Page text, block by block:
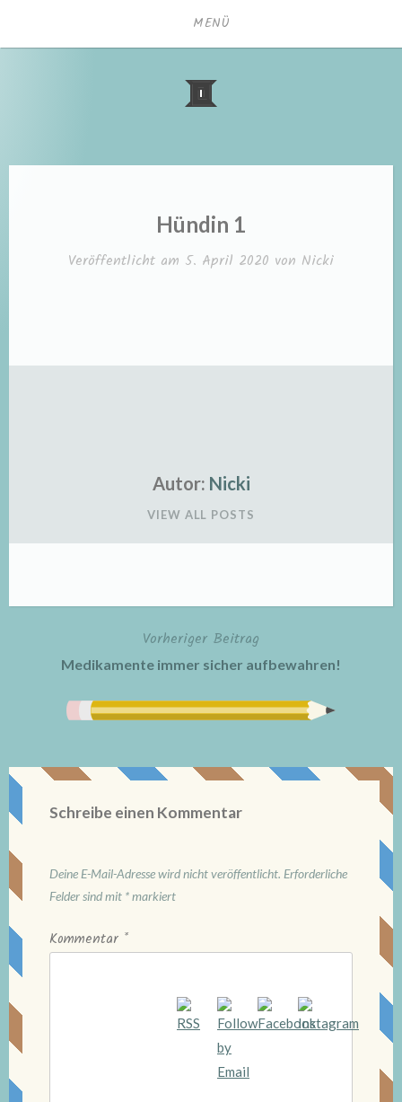
MENÜ
Hündin 1
Veröffentlicht am 5. April 2020 von Nicki
Autor: Nicki
VIEW ALL POSTS
BeitragsnavigationVorheriger Beitrag
Medikamente immer sicher aufbewahren!
Schreibe einen Kommentar
Deine E-Mail-Adresse wird nicht veröffentlicht. Erforderliche
Felder sind mit *markiert
Kommentar *